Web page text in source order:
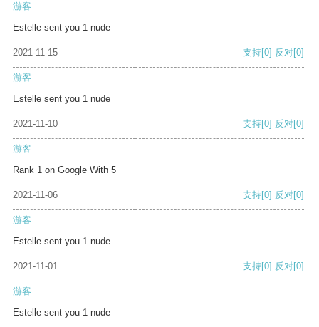
游客
Estelle sent you 1 nude
2021-11-15 支持[0] 反对[0]
游客
Estelle sent you 1 nude
2021-11-10 支持[0] 反对[0]
游客
Rank 1 on Google With 5
2021-11-06 支持[0] 反对[0]
游客
Estelle sent you 1 nude
2021-11-01 支持[0] 反对[0]
游客
Estelle sent you 1 nude